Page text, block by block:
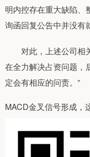
明内控存在重大缺陷、
询函回复公告中并没有
对此，上述公司相关
在全力解决占资问题，
定会有相应的问责。”
MACD金叉信号形成，